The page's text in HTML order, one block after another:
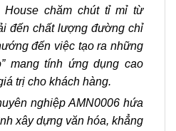
House chăm chút tỉ mỉ từ
đến chất lượng đường chỉ
đến việc tạo ra những
mang tính ứng dụng cao
trị cho khách hàng.
nghiệp AMN0006 hứa
xây dựng văn hóa, khẳng